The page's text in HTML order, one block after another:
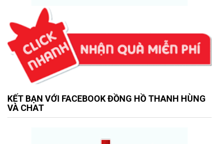
KẾT BẠN VỚI FACEBOOK ĐỒNG HỒ THANH HÙNG
VÀ CHAT